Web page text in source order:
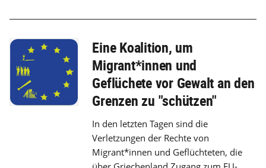
Eine Koalition, um
Migrant*innen und
Geflüchete vor Gewalt an den
Grenzen zu "schützen"
In den letzten Tagen sind die
Verletzungen der Rechte von
Migrant*innen und Geflüchteten, die